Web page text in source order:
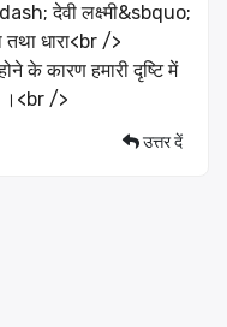
देवी लक्ष्मी&sbquo;
धारा<br />
के कारण हमारी दृष्टि में
।<br />
उत्तर दें